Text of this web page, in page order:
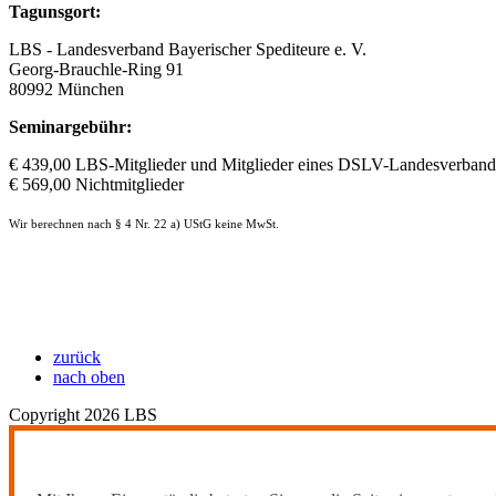
Tagunsgort:
LBS - Landesverband Bayerischer Spediteure e. V.
Georg-Brauchle-Ring 91
80992 München
Seminargebühr:
€ 439,00 LBS-Mitglieder und Mitglieder eines DSLV-
€ 569,00 Nichtmitglieder
Wir berechnen nach § 4 Nr. 22 a) UStG keine MwSt.
zurück
nach oben
Copyright 2026 LBS